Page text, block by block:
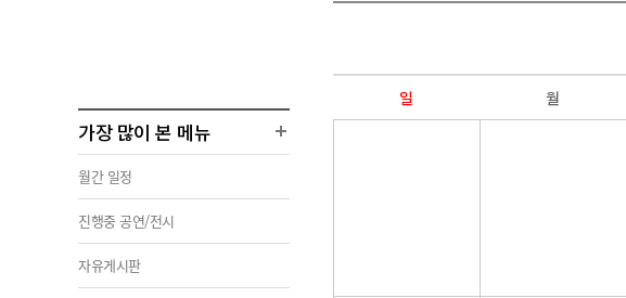
가장 많이 본 메뉴
월간 일정
진행중 공연/전시
자유게시판
일 월